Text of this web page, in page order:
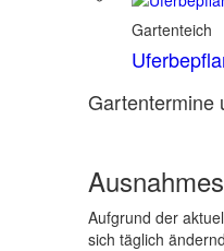
Gartenteich
Gartentermine
Aufgrund der
sich täglich